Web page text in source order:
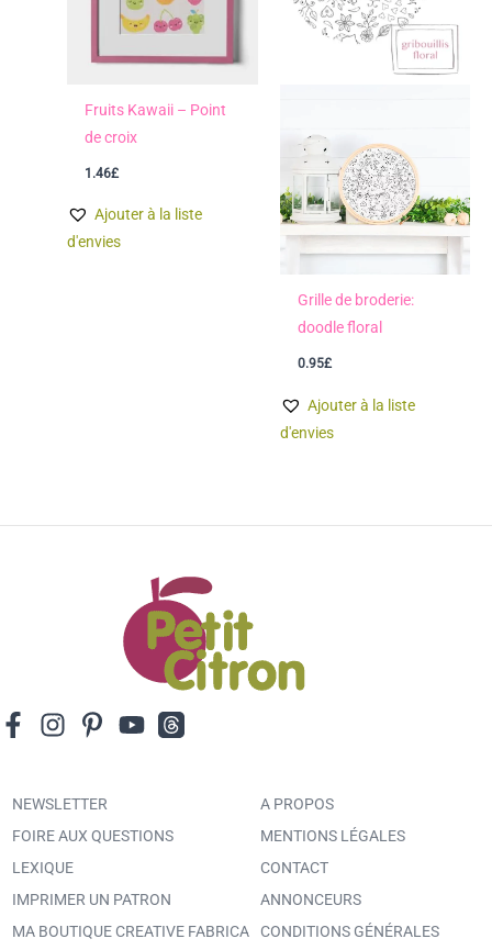
Fruits Kawaii – Point
de croix
1.46£
Ajouter à la liste
d'envies
Grille de broderie:
doodle floral
0.95£
Ajouter à la liste
d'envies
NEWSLETTER
FOIRE AUX QUESTIONS
LEXIQUE
IMPRIMER UN PATRON
MA BOUTIQUE CREATIVE FABRICA
A PROPOS
MENTIONS LÉGALES
CONTACT
ANNONCEURS
CONDITIONS GÉNÉRALES